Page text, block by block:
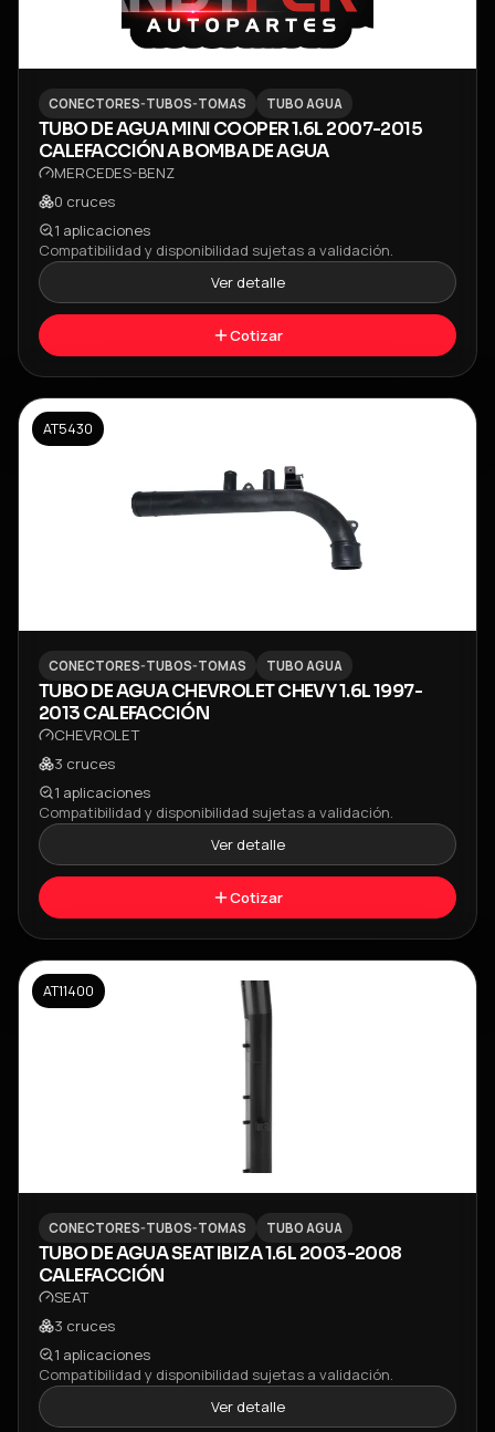
CONECTORES-TUBOS-TOMAS TUBO AGUA
TUBO DE AGUA MINI COOPER 1.6L 2007-2015
CALEFACCIÓN A BOMBA DE AGUA
MERCEDES-BENZ
0 cruces
1 aplicaciones
Compatibilidad y disponibilidad sujetas a validación.
Ver detalle
Cotizar
AT5430
CONECTORES-TUBOS-TOMAS TUBO AGUA
TUBO DE AGUA CHEVROLET CHEVY 1.6L 1997-
2013 CALEFACCIÓN
CHEVROLET
3 cruces
1 aplicaciones
Compatibilidad y disponibilidad sujetas a validación.
Ver detalle
Cotizar
AT11400
CONECTORES-TUBOS-TOMAS TUBO AGUA
TUBO DE AGUA SEAT IBIZA 1.6L 2003-2008
CALEFACCIÓN
SEAT
3 cruces
1 aplicaciones
Compatibilidad y disponibilidad sujetas a validación.
Ver detalle